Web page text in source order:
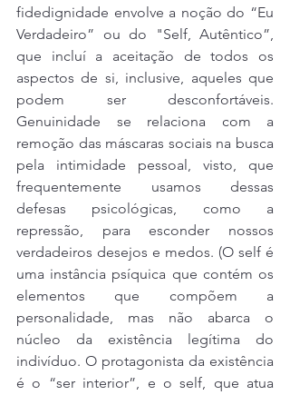
fidedignidade envolve a noção do “Eu
Verdadeiro” ou do "Self, Autêntico”,
que incluí a aceitação de todos os
aspectos de si, inclusive, aqueles que
podem ser desconfortáveis.
Genuinidade se relaciona com a
remoção das máscaras sociais na busca
pela intimidade pessoal, visto, que
frequentemente usamos dessas
defesas psicológicas, como a
repressão, para esconder nossos
verdadeiros desejos e medos. (O self é
uma instância psíquica que contém os
elementos que compõem a
personalidade, mas não abarca o
núcleo da existência legítima do
indivíduo. O protagonista da existência
é o “ser interior”, e o self, que atua